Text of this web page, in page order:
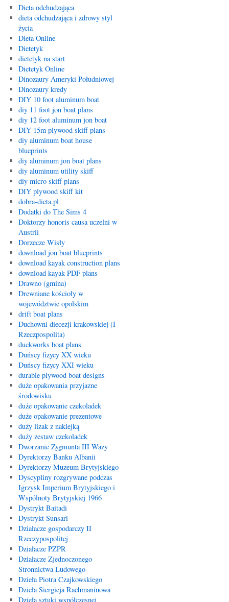
Dieta odchudzająca
dieta odchudzająca i zdrowy styl
życia
Dieta Online
Dietetyk
dietetyk na start
Dietetyk Online
Dinozaury Ameryki Południowej
Dinozaury kredy
DIY 10 foot aluminum boat
diy 11 foot jon boat plans
diy 12 foot aluminum jon boat
DIY 15m plywood skiff plans
diy aluminum boat house
blueprints
diy aluminum jon boat plans
diy aluminum utility skiff
diy micro skiff plans
DIY plywood skiff kit
dobra-dieta.pl
Dodatki do The Sims 4
Doktorzy honoris causa uczelni w
Austrii
Dorzecze Wisły
download jon boat blueprints
download kayak construction plans
download kayak PDF plans
Drawno (gmina)
Drewniane kościoły w
województwie opolskim
drift boat plans
Duchowni diecezji krakowskiej (I
Rzeczpospolita)
duckworks boat plans
Duńscy fizycy XX wieku
Duńscy fizycy XXI wieku
durable plywood boat designs
duże opakowania przyjazne
środowisku
duże opakowanie czekoladek
duże opakowanie prezentowe
duży lizak z naklejką
duży zestaw czekoladek
Dworzanie Zygmunta III Wazy
Dyrektorzy Banku Albanii
Dyrektorzy Muzeum Brytyjskiego
Dyscypliny rozgrywane podczas
Igrzysk Imperium Brytyjskiego i
Wspólnoty Brytyjskiej 1966
Dystrykt Baitadi
Dystrykt Sunsari
Działacze gospodarczy II
Rzeczypospolitej
Działacze PZPR
Działacze Zjednoczonego
Stronnictwa Ludowego
Dzieła Piotra Czajkowskiego
Dzieła Siergieja Rachmaninowa
Dzieła sztuki współczesnej